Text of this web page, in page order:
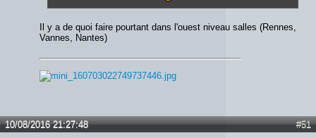
Il y a de quoi faire pourtant dans l'ouest niveau salles (Rennes,
Vannes, Nantes)
#51
10/08/2016 21:27:48